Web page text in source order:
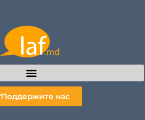
Поддержите нас